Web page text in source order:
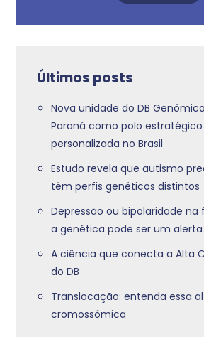
Últimos posts
Nova unidade do DB
Paraná como polo
personalizada no Brasil
Estudo revela que autismo
têm perfis genéticos distintos
Depressão ou bipolaridade na
a genética pode ser um alerta
A ciência que conecta a Alta
do DB
Translocação: entenda essa
cromossômica